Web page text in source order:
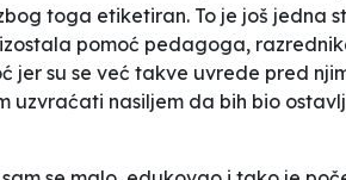
toga etiketiran. To je još jedna
pomoć pedagoga,
jer su se već takve uvrede pred
uzvraćati nasiljem da bih bio